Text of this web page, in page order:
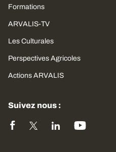
Formations
ARVALIS-TV
Les Culturales
Perspectives Agricoles
Actions ARVALIS
Suivez nous :